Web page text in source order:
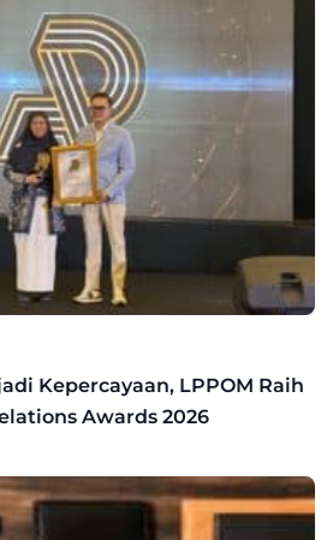
Kepercayaan, LPPOM Raih
Awards 2026